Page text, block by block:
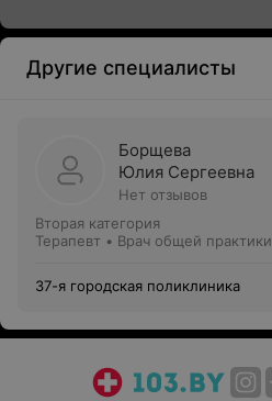
Другие специалисты
Борщева
Юлия Сергеевна
Нет отзывов
Вторая категория
Терапевт • Врач общей практики
37-я городская поликлиника